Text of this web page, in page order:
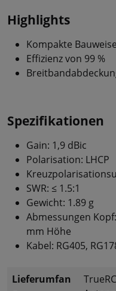
Highlights
Kompakte
Effizienz von 99 %
Spezifikationen
Gain: 1,9 dBic
Polarisation: LHCP
SWR: ≤ 1.5:1
Gewicht: 1.89 g
Abmessungen
mm Höhe
Kabel: RG405,
Lieferumfan